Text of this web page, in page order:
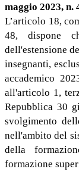
maggio 2023, n.
L’articolo 18,
48, dispone
dell'estensione
insegnanti,
accademico
all'articolo 1,
Repubblica 30
svolgimento
nell'ambito del
della
formazione